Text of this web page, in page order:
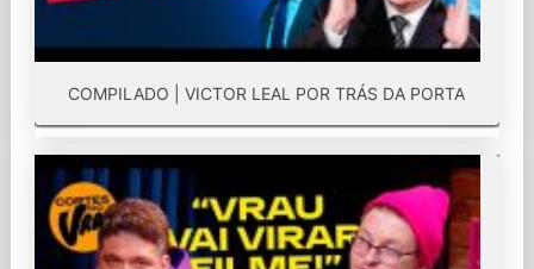
COMPILADO | VICTOR LEAL POR TRÁS DA PORTA